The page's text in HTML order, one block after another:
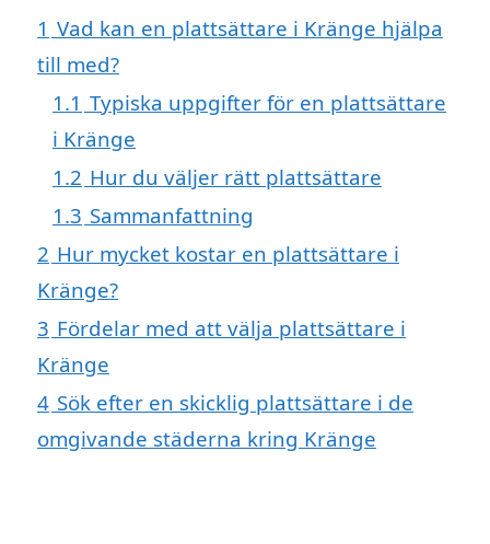
1 Vad kan en plattsättare i Kränge hjälpa
till med?
1.1 Typiska uppgifter för en plattsättare
i Kränge
1.2 Hur du väljer rätt plattsättare
1.3 Sammanfattning
2 Hur mycket kostar en plattsättare i
Kränge?
3 Fördelar med att välja plattsättare i
Kränge
4 Sök efter en skicklig plattsättare i de
omgivande städerna kring Kränge